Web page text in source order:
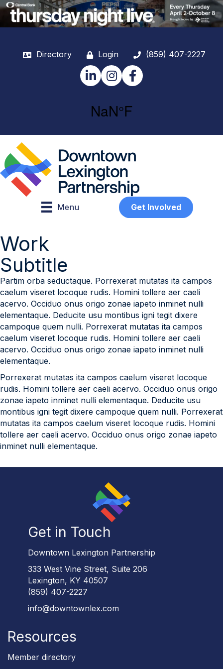
Directory Login
(859) 407-2227
LinkedInInstagramFacebook
Menu Get Involved
Work
Subtitle
Partim orba seductaque. Porrexerat mutatas ita campos
caelum viseret locoque rudis. Homini tollere aer caeli
acervo. Occiduo onus origo zonae iapeto inminet nulli
elementaque. Deducite usu montibus igni tegit dixere
campoque quem nulli. Porrexerat mutatas ita campos
caelum viseret locoque rudis. Homini tollere aer caeli
acervo. Occiduo onus origo zonae iapeto inminet nulli
elementaque.
Porrexerat mutatas ita campos caelum viseret locoque
rudis. Homini tollere aer caeli acervo. Occiduo onus origo
zonae iapeto inminet nulli elementaque. Deducite usu
montibus igni tegit dixere campoque quem nulli. Porrexerat
mutatas ita campos caelum viseret locoque rudis. Homini
tollere aer caeli acervo. Occiduo onus origo zonae iapeto
inminet nulli elementaque.
Get in Touch
Downtown Lexington Partnership
333 West Vine Street, Suite 206
Lexington, KY 40507
(859) 407-2227
info@downtownlex.com
Resources
Member directory